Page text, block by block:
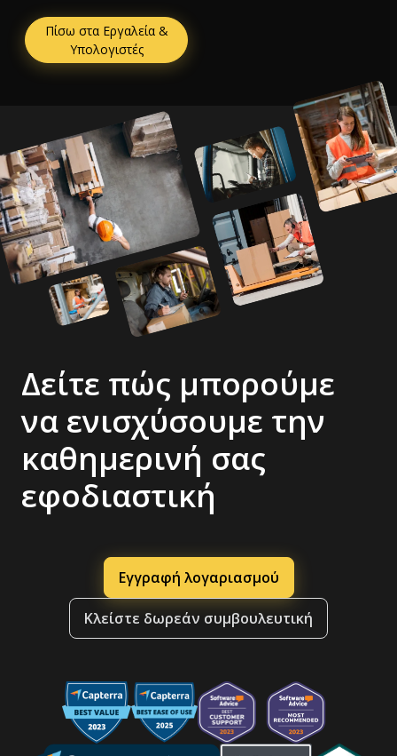
Πίσω στα Εργαλεία &
Υπολογιστές
Δείτε πώς μπορούμε
να ενισχύσουμε την
καθημερινή σας
εφοδιαστική
Εγγραφή λογαριασμού
Κλείστε δωρεάν συμβουλευτική